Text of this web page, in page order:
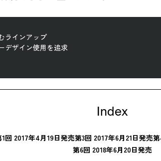
ラインアップ
デザイン使用を追求
Index
回 2017年4月19日発売第3回 2017年6月21日発売
第6回 2018年6月20日発売